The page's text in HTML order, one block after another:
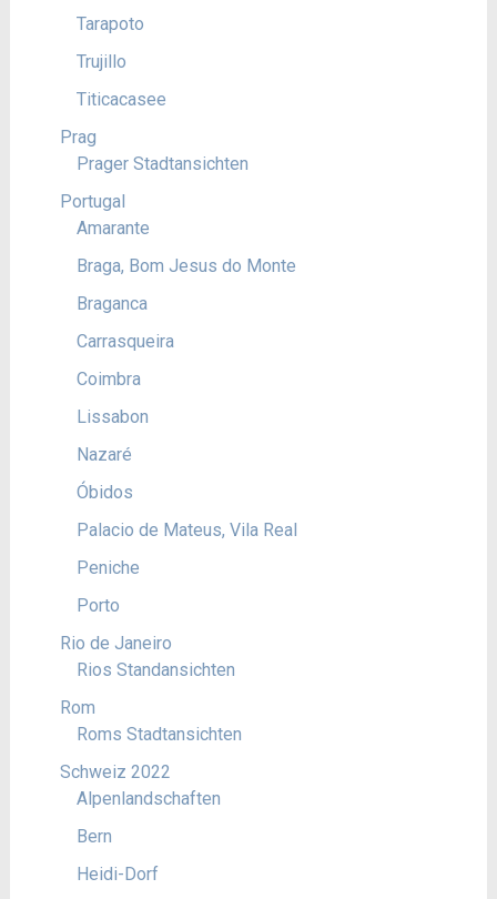
Tarapoto
Trujillo
Titicacasee
Prag
Prager Stadtansichten
Portugal
Amarante
Braga, Bom Jesus do Monte
Braganca
Carrasqueira
Coimbra
Lissabon
Nazaré
Óbidos
Palacio de Mateus, Vila Real
Peniche
Porto
Rio de Janeiro
Rios Standansichten
Rom
Roms Stadtansichten
Schweiz 2022
Alpenlandschaften
Bern
Heidi-Dorf